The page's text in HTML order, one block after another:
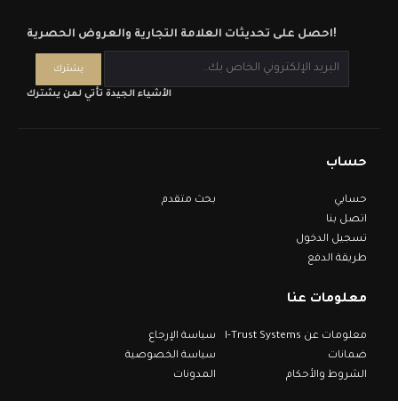
احصل على تحديثات العلامة التجارية والعروض الحصرية!
الأشياء الجيدة تأتي لمن يشترك
حساب
حسابي
اتصل بنا
تسجيل الدخول
طريقة الدفع
بحث متقدم
معلومات عنا
معلومات عن I-Trust Systems
ضمانات
الشروط والأحكام
سياسة الإرجاع
سياسة الخصوصية
المدونات